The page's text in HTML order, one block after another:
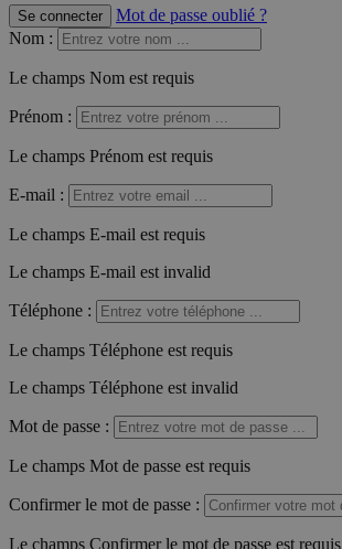
Se connecter
Mot de passe oublié ?
Nom :
Le champs Nom est requis
Prénom :
Le champs Prénom est requis
E-mail :
Le champs E-mail est requis
Le champs E-mail est invalid
Téléphone :
Le champs Téléphone est requis
Le champs Téléphone est invalid
Mot de passe :
Le champs Mot de passe est requis
Confirmer le mot de passe :
Le champs Confirmer le mot de passe est requis